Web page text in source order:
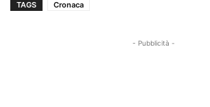
TAGS Cronaca
- Pubblicità -